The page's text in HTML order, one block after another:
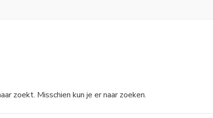
zoekt. Misschien kun je er naar zoeken.